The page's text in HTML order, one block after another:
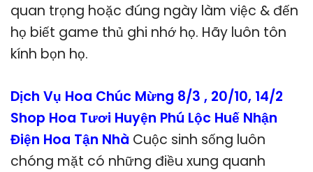
quan trọng hoặc đúng ngày làm việc & đến
họ biết game thủ ghi nhớ họ. Hãy luôn tôn
kính bọn họ.
Dịch Vụ Hoa Chúc Mừng 8/3 , 20/10, 14/2
Shop Hoa Tươi Huyện Phú Lộc Huế Nhận
Điện Hoa Tận Nhà Cuộc sinh sống luôn
chóng mặt có những điều xung quanh